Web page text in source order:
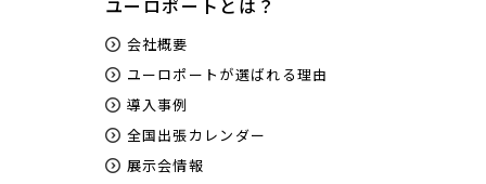
ユーロポートとは？
会社概要
ユーロポートが選ばれる理由
導入事例
全国出張カレンダー
展示会情報